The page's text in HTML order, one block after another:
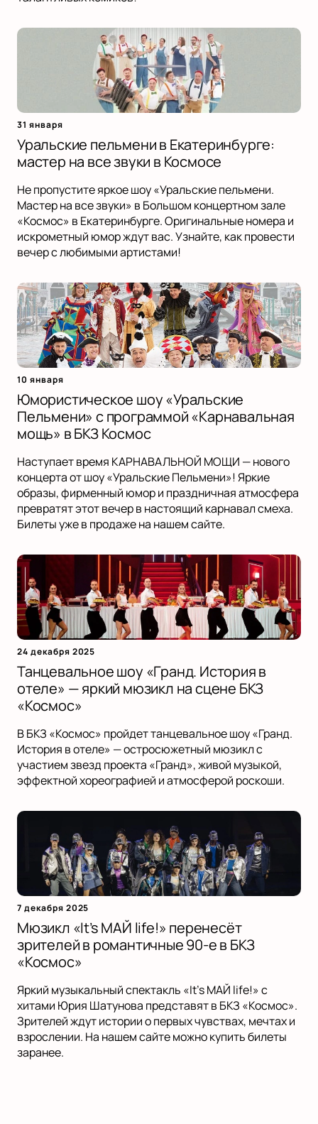
31 января
Уральские пельмени в Екатеринбурге:
мастер на все звуки в Космосе
Не пропустите яркое шоу «Уральские пельмени.
Мастер на все звуки» в Большом концертном зале
«Космос» в Екатеринбурге. Оригинальные номера и
искрометный юмор ждут вас. Узнайте, как провести
вечер с любимыми артистами!
10 января
Юмористическое шоу «Уральские
Пельмени» с программой «Карнавальная
мощь» в БКЗ Космос
Наступает время КАРНАВАЛЬНОЙ МОЩИ — нового
концерта от шоу «Уральские Пельмени»! Яркие
образы, фирменный юмор и праздничная атмосфера
превратят этот вечер в настоящий карнавал смеха.
Билеты уже в продаже на нашем сайте.
24 декабря 2025
Танцевальное шоу «Гранд. История в
отеле» — яркий мюзикл на сцене БКЗ
«Космос»
В БКЗ «Космос» пройдет танцевальное шоу «Гранд.
История в отеле» — остросюжетный мюзикл с
участием звезд проекта «Гранд», живой музыкой,
эффектной хореографией и атмосферой роскоши.
7 декабря 2025
Мюзикл «It’s МАЙ life!» перенесёт
зрителей в романтичные 90-е в БКЗ
«Космос»
Яркий музыкальный спектакль «It’s МАЙ life!» с
хитами Юрия Шатунова представят в БКЗ «Космос».
Зрителей ждут истории о первых чувствах, мечтах и
взрослении. На нашем сайте можно купить билеты
заранее.